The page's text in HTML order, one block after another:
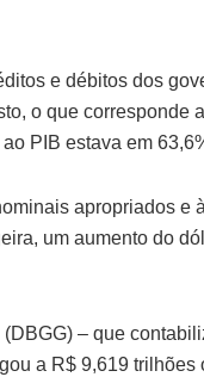
e débitos dos
o que corresponde
PIB estava em
apropriados e
um aumento do
– que
a R$ 9,619 trilhões